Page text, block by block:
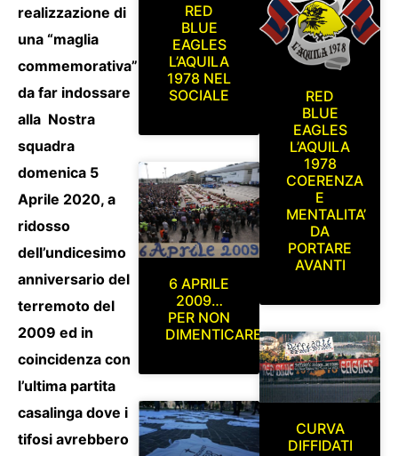
realizzazione di
una “maglia
commemorativa”
da far indossare
alla Nostra
squadra
domenica 5
Aprile 2020, a
ridosso
dell’undicesimo
anniversario del
terremoto del
2009 ed in
coincidenza con
l’ultima partita
casalinga dove i
tifosi avrebbero
RED
BLUE
EAGLES
L’AQUILA
1978 NEL
SOCIALE
6 APRILE
2009…
PER NON
DIMENTICARE
RED
BLUE
EAGLES
L’AQUILA
1978
COERENZA
E
MENTALITA’
DA
PORTARE
AVANTI
CURVA
DIFFIDATI